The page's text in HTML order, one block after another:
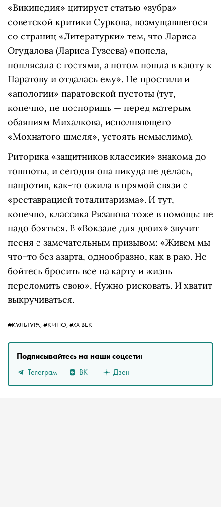
«Википедия» цитирует статью «зубра»
советской критики Суркова, возмущавшегося
со страниц «Литературки» тем, что Лариса
Огудалова (Лариса Гузеева) «попела,
поплясала с гостями, а потом пошла в каюту к
Паратову и отдалась ему». Не простили и
«апологии» паратовской пустоты (тут,
конечно, не поспоришь — перед матерым
обаяниям Михалкова, исполняющего
«Мохнатого шмеля», устоять немыслимо).
Риторика «защитников классики» знакома до
тошноты, и сегодня она никуда не делась,
напротив, как-то ожила в прямой связи с
«реставрацией тоталитаризма». И тут,
конечно, классика Рязанова тоже в помощь: не
надо бояться. В «Вокзале для двоих» звучит
песня с замечательным призывом: «Живем мы
что-то без азарта, однообразно, как в раю. Не
бойтесь бросить все на карту и жизнь
переломить свою». Нужно рисковать. И хватит
выкручиваться.
#КУЛЬТУРА, #КИНО, #ХХ ВЕК
Подписывайтесь на наши соцсети:
Телеграм
ВК Дзен